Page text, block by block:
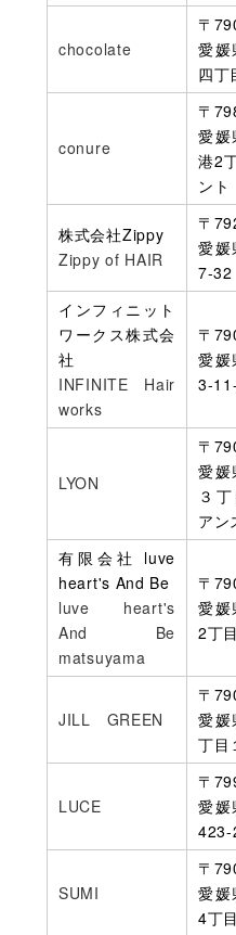
chocolate
〒
愛媛
四丁
conure
〒
愛媛
港2
ント
株式会社Zippy
Zippy of HAIR
〒
愛媛
7-32
インフィニット
ワークス株式会
社
INFINITE Hair
works
〒
愛媛
3-
LYON
〒
愛媛
３
アン
有限会社 luve
heart's And Be
luve heart's
And Be
matsuyama
〒
愛媛
2丁
JILL GREEN
〒
愛媛
丁目
LUCE
〒
愛媛
423-
SUMI
〒
愛媛
4丁